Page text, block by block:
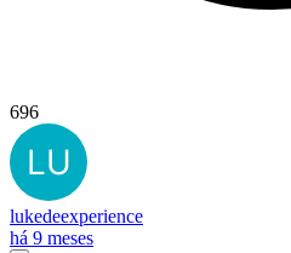
696
lukedeexperience
há 9 meses